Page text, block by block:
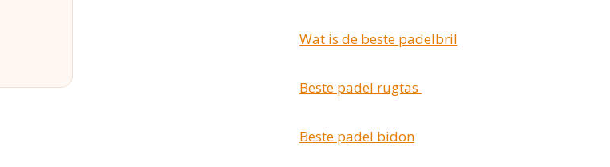
Wat is de beste padelbril
Beste padel rugtas
Beste padel bidon